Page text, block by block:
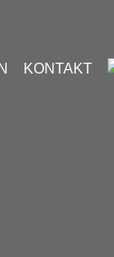
KONTAKT